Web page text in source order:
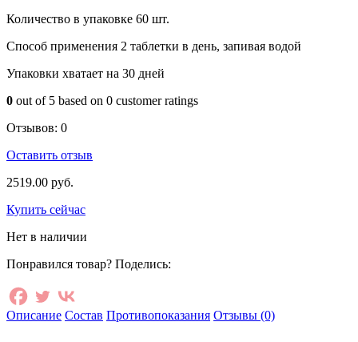
Количество в упаковке 60 шт.
Способ применения 2 таблетки в день, запивая водой
Упаковки хватает на 30 дней
0 out of 5 based on 0 customer ratings
Отзывов: 0
Оставить отзыв
2519.00 руб.
Купить сейчас
Нет в наличии
Понравился товар? Поделись:
Описание Состав Противопоказания Отзывы (0)